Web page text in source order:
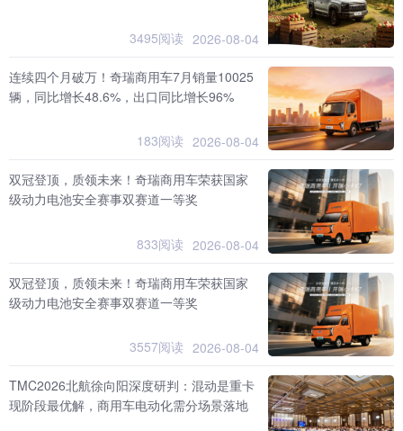
3495阅读 2026-08-04
连续四个月破万！奇瑞商用车7月销量10025
辆，同比增长48.6%，出口同比增长96%
183阅读 2026-08-04
双冠登顶，质领未来！奇瑞商用车荣获国家
级动力电池安全赛事双赛道一等奖
833阅读 2026-08-04
双冠登顶，质领未来！奇瑞商用车荣获国家
级动力电池安全赛事双赛道一等奖
3557阅读 2026-08-04
TMC2026北航徐向阳深度研判：混动是重卡
现阶段最优解，商用车电动化需分场景落地